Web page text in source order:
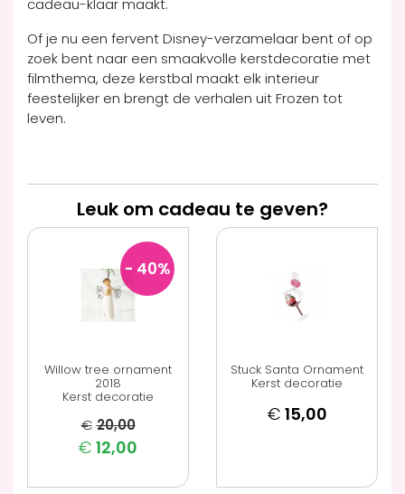
cadeau-klaar maakt.
Of je nu een fervent Disney-verzamelaar bent of op
zoek bent naar een smaakvolle kerstdecoratie met
filmthema, deze kerstbal maakt elk interieur
feestelijker en brengt de verhalen uit Frozen tot
leven.
Leuk om cadeau te geven?
- 40%
Willow tree ornament
2018
Kerst decoratie
€ 20,00
€ 12,00
Stuck Santa Ornament
Kerst decoratie
€ 15,00